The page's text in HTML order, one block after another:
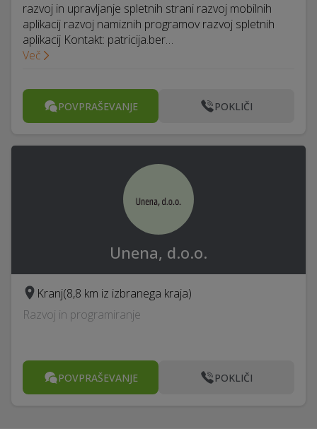
razvoj in upravljanje spletnih strani razvoj mobilnih
aplikacij razvoj namiznih programov razvoj spletnih
aplikacij Kontakt: patricija.ber…
Več
POVPRAŠEVANJE POKLIČI
Unena, d.o.o.
Kranj(8,8 km iz izbranega kraja)
Razvoj in programiranje
POVPRAŠEVANJE POKLIČI